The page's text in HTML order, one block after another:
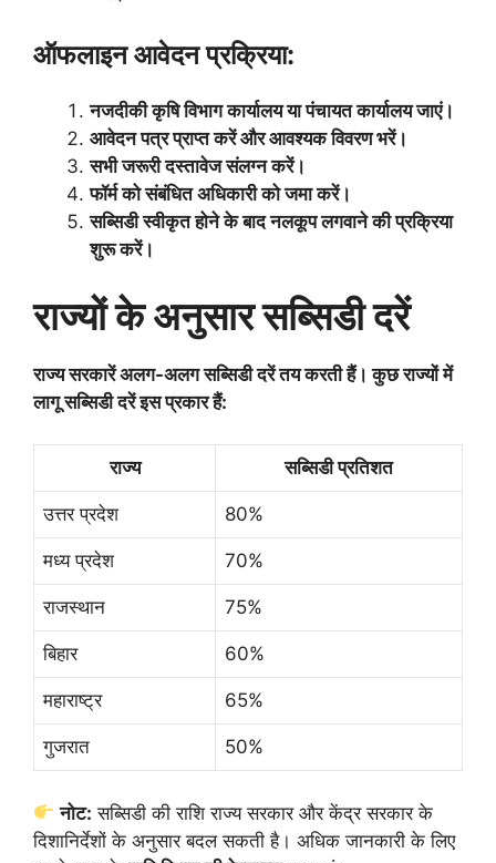
ऑफलाइन आवेदन प्रक्रिया:
नजदीकी कृषि विभाग कार्यालय या पंचायत कार्यालय जाएं।
आवेदन पत्र प्राप्त करें और आवश्यक विवरण भरें।
सभी जरूरी दस्तावेज संलग्न करें।
फॉर्म को संबंधित अधिकारी को जमा करें।
सब्सिडी स्वीकृत होने के बाद नलकूप लगवाने की प्रक्रिया
शुरू करें।
राज्यों के अनुसार सब्सिडी दरें
राज्य सरकारें अलग-अलग सब्सिडी दरें तय करती हैं। कुछ राज्यों में
लागू सब्सिडी दरें इस प्रकार हैं:
राज्य सब्सिडी प्रतिशत
उत्तर प्रदेश 80%
मध्य प्रदेश 70%
राजस्थान 75%
बिहार 60%
महाराष्ट्र 65%
गुजरात 50%
नोट: सब्सिडी की राशि राज्य सरकार और केंद्र सरकार के
दिशानिर्देशों के अनुसार बदल सकती है। अधिक जानकारी के लिए